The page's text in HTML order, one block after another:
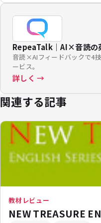
RepeaTalk｜AI×音読の
音読×AIフィードバックで4
ービス。
詳しく →
関連する記事
教材レビュー
NEW TREASURE